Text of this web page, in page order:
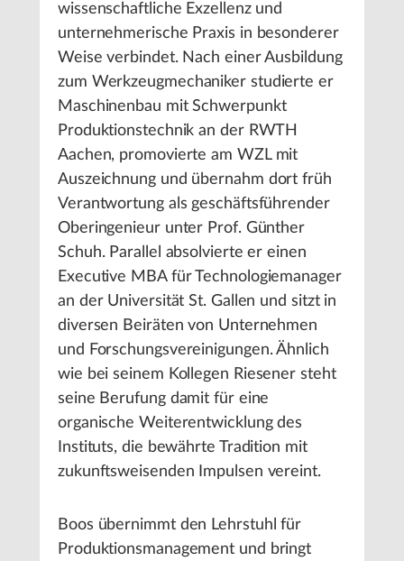
wissenschaftliche Exzellenz und
unternehmerische Praxis in besonderer
Weise verbindet. Nach einer Ausbildung
zum Werkzeugmechaniker studierte er
Maschinenbau mit Schwerpunkt
Produktionstechnik an der RWTH
Aachen, promovierte am WZL mit
Auszeichnung und übernahm dort früh
Verantwortung als geschäftsführender
Oberingenieur unter Prof. Günther
Schuh. Parallel absolvierte er einen
Executive MBA für Technologiemanager
an der Universität St. Gallen und sitzt in
diversen Beiräten von Unternehmen
und Forschungsvereinigungen. Ähnlich
wie bei seinem Kollegen Riesener steht
seine Berufung damit für eine
organische Weiterentwicklung des
Instituts, die bewährte Tradition mit
zukunftsweisenden Impulsen vereint.
Boos übernimmt den Lehrstuhl für
Produktionsmanagement und bringt